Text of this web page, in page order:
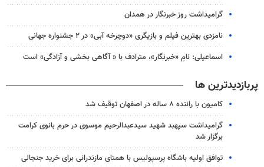
گرامیداشت روز خبرنگار در همدان
نامزدی بهترین فیلم و بازیگری «دوچرخه آبی» در ۲ جشنواره جهانی
اسماعیلی: نامِ «خبرنگار»، مترادف با « آگاهی بخشی و آزادگی» است
پربازدیدترین ها
کامیون با راننده ۸ ساله در اصفهان توقیف شد
گرامیداشت سپهبد شهید سیدعبدالرحیم موسوی در حرم بانوی کرامت
برگزار شد
توافق اولیه باشگاه پرسپولیس با همتای مازندرانی برای خرید جنجالی